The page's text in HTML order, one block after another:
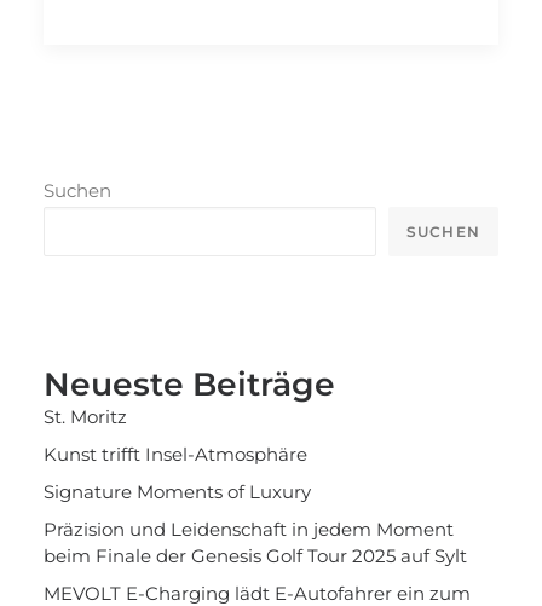
Suchen
SUCHEN
Neueste Beiträge
St. Moritz
Kunst trifft Insel-Atmosphäre
Signature Moments of Luxury
Präzision und Leidenschaft in jedem Moment
beim Finale der Genesis Golf Tour 2025 auf Sylt
MEVOLT E-Charging lädt E-Autofahrer ein zum